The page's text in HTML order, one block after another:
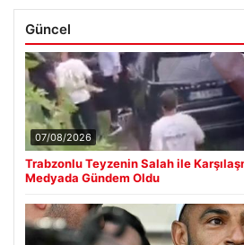
Güncel
07/08/2026
Trabzonlu Teyzenin Salah ile
Medyada Gündem Oldu